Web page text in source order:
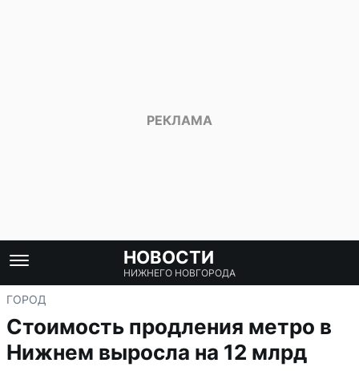
НОВОСТИ
НИЖНЕГО НОВГОРОДА
ГОРОД
Стоимость продления метро в
Нижнем выросла на 12 млрд